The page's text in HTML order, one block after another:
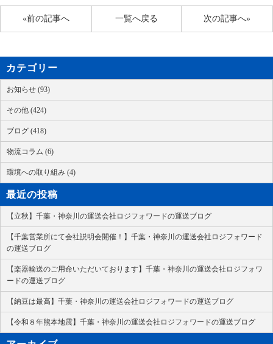
«前の記事へ 次の記事へ»
一覧へ戻る
カテゴリー
お知らせ (93)
その他 (424)
ブログ (418)
物流コラム (6)
環境への取り組み (4)
最近の投稿
【立秋】千葉・神奈川の運送会社ロジフォワードの運送ブログ
【千葉営業所にて会社説明会開催！】千葉・神奈川の運送会社ロジフォワード
の運送ブログ
【楽器輸送のご用命いただいております】千葉・神奈川の運送会社ロジフォワ
ードの運送ブログ
【納豆は最高】千葉・神奈川の運送会社ロジフォワードの運送ブログ
【令和８年熊本地震】千葉・神奈川の運送会社ロジフォワードの運送ブログ